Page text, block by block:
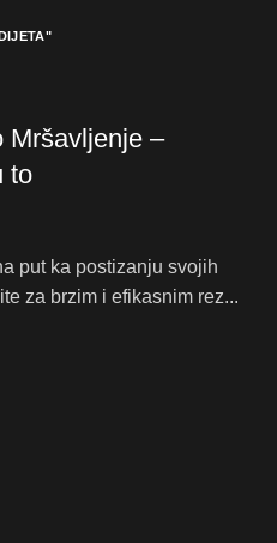
Mršavljenje –
to
put ka postizanju svojih
za brzim i efikasnim rez...